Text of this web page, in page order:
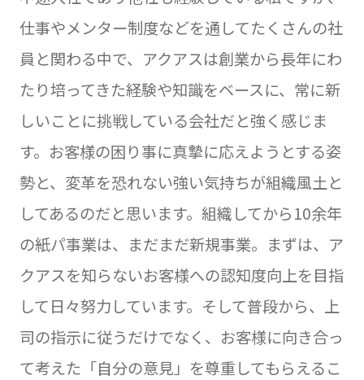
仕事やメンター制度などを通してたくさんの社
員と関わる中で、アクアスは創業から長年にわ
たり培ってきた経験や知識をベースに、常に新
しいことに挑戦している会社だと強く感じま
す。お客様の困り事に真摯に応えようとする姿
勢と、変革を恐れない強い気持ちが組織風土と
してあるのだと思います。組織してから10余年
の紙パ事業は、まだまだ新規事業。まずは、ア
クアスを知らないお客様への認知度向上を目指
して日々努力しています。そして普段から、上
司の指示に従うだけでなく、お客様に向き合っ
て考えた「自分の意見」を尊重してもらえるこ